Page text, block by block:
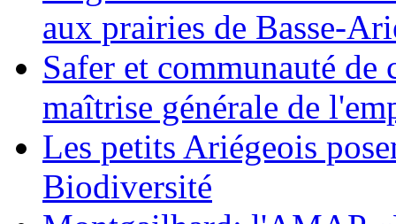
aux prairies de Basse-
Safer et communauté de
maîtrise générale de
Les petits Ariégeois
Biodiversité